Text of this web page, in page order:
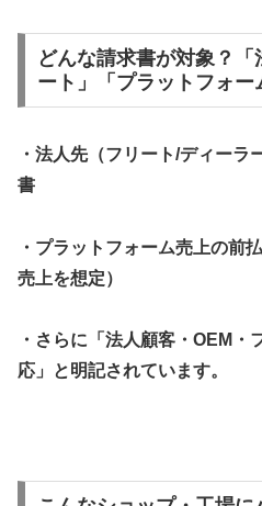
どんな請求書が対象？「
ート」「プラットフォー
・法人先（フリート/ディーラ
書
・プラットフォーム売上の前
売上を想定）
・さらに「法人顧客・OEM・
応」と明記されています。